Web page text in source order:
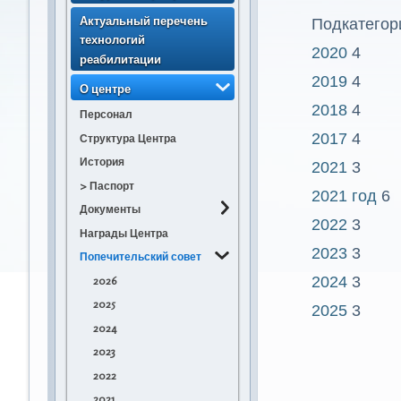
несовершеннолетних
получателей
социальных услуг (с
изменением)
> Порядок направления
получателей
социальных услуг
> Порядок приема
несовершеннолетних
получателей
численности
получателей
социальных услуг
> Статистика по
получателей
Актуальный перечень
технологий
реабилитации
О центре
Персонал
Структура Центра
История
> Паспорт
Документы
Устав
Положение о ГБУСО
"КРЦ "Орлёнок"
выпуска
ПОЛОЖЕНИЕ о
стационарном
отделении
Награды Центра
Попечительский совет
2026
2025
2024
2023
2022
2020 4
2019 4
2018 4
2017 4
2021 3
2021 год 6
2022 3
2023 3
2024 3
2025 3